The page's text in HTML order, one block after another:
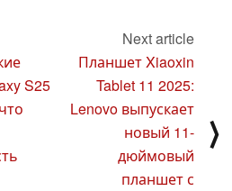
$39
16 June 2025
S25
Next article
Планшет Xiaoxin
Tablet 11 2025:
Lenovo выпускает
новый 11-
дюймовый
планшет с
⟩